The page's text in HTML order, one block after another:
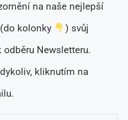
na naše nejlepší
kolonky
) svůj
Newsletteru.
kliknutím na